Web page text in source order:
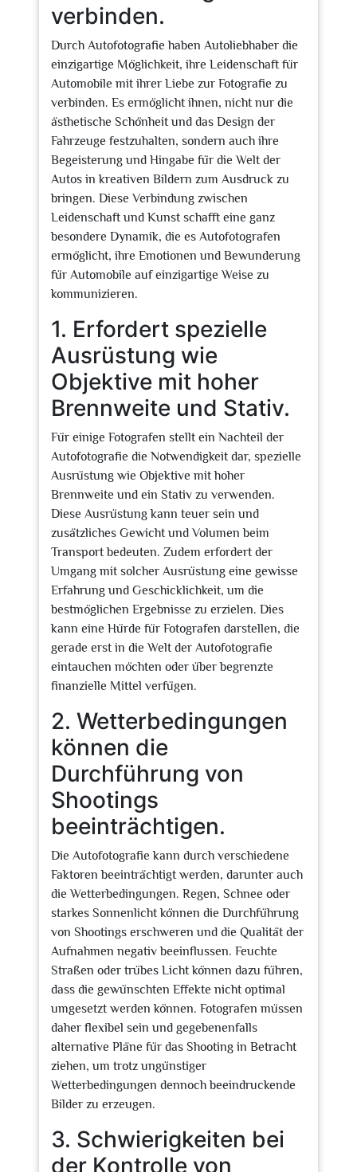
verbinden.
Durch Autofotografie haben Autoliebhaber die
einzigartige Möglichkeit, ihre Leidenschaft für
Automobile mit ihrer Liebe zur Fotografie zu
verbinden. Es ermöglicht ihnen, nicht nur die
ästhetische Schönheit und das Design der
Fahrzeuge festzuhalten, sondern auch ihre
Begeisterung und Hingabe für die Welt der
Autos in kreativen Bildern zum Ausdruck zu
bringen. Diese Verbindung zwischen
Leidenschaft und Kunst schafft eine ganz
besondere Dynamik, die es Autofotografen
ermöglicht, ihre Emotionen und Bewunderung
für Automobile auf einzigartige Weise zu
kommunizieren.
1. Erfordert spezielle
Ausrüstung wie
Objektive mit hoher
Brennweite und Stativ.
Für einige Fotografen stellt ein Nachteil der
Autofotografie die Notwendigkeit dar, spezielle
Ausrüstung wie Objektive mit hoher
Brennweite und ein Stativ zu verwenden.
Diese Ausrüstung kann teuer sein und
zusätzliches Gewicht und Volumen beim
Transport bedeuten. Zudem erfordert der
Umgang mit solcher Ausrüstung eine gewisse
Erfahrung und Geschicklichkeit, um die
bestmöglichen Ergebnisse zu erzielen. Dies
kann eine Hürde für Fotografen darstellen, die
gerade erst in die Welt der Autofotografie
eintauchen möchten oder über begrenzte
finanzielle Mittel verfügen.
2. Wetterbedingungen
können die
Durchführung von
Shootings
beeinträchtigen.
Die Autofotografie kann durch verschiedene
Faktoren beeinträchtigt werden, darunter auch
die Wetterbedingungen. Regen, Schnee oder
starkes Sonnenlicht können die Durchführung
von Shootings erschweren und die Qualität der
Aufnahmen negativ beeinflussen. Feuchte
Straßen oder trübes Licht können dazu führen,
dass die gewünschten Effekte nicht optimal
umgesetzt werden können. Fotografen müssen
daher flexibel sein und gegebenenfalls
alternative Pläne für das Shooting in Betracht
ziehen, um trotz ungünstiger
Wetterbedingungen dennoch beeindruckende
Bilder zu erzeugen.
3. Schwierigkeiten bei
der Kontrolle von